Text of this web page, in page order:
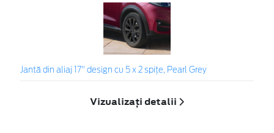
Jantă din aliaj 17" design cu 5 x 2 spiţe, Pearl Grey
Vizualizați detalii